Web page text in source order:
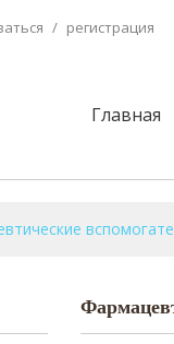
/ регистрация
Главная